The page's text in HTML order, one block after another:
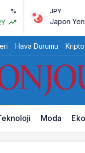
JPY
Japon Yeni 0,00
Hava Durumu Kripto
Moda